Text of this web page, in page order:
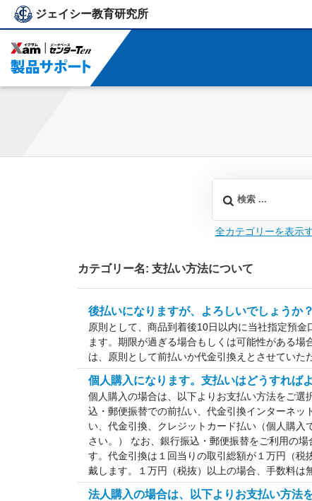
ジェイシー教育研究所
ジェイシー教育研究所
全カテゴリーを表示
カテゴリー名: 支払い方法について
後払いになりますが、よろしいでしょうか？
原則として、商品到着後10日以内に当社指定預
ます。期限が過ぎる場合もしくは可能性がある
は、原則として前払いか代金引換えとさせていた
個人購入になります。支払いはどうすれば
個人購入の場合は、以下よりお支払い方法をご
込・郵便振替での前払い、代金引換インターネ
い、代金引換、クレジットカード払い（個人購
さい。） なお、銀行振込・郵便振替をご利用の
す。代金引換は１回当りの取引総額が１万円（
戴します。１万円（税抜）以上の場合、手数料は
法人購入の場合は、以下よりお支払い方法